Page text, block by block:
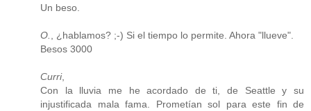
Un beso.
O.
, ¿hablamos? ;-) Si el tiempo lo permite. Ahora "llueve".
Besos 3000
Curri,
Con la lluvia me he acordado de ti, de Seattle y su
injustificada mala fama. Prometían sol para este fin de